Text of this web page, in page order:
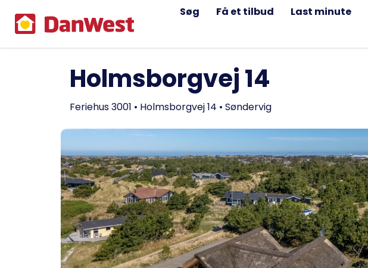
Søg Få et tilbud Last minute
Holmsborgvej 14
Feriehus 3001 • Holmsborgvej 14 • Søndervig